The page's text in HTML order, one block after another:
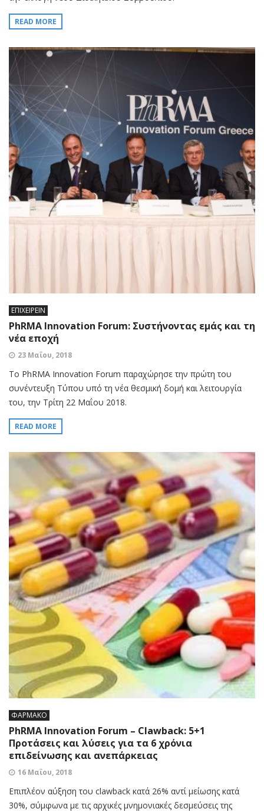
READ MORE
ΕΠΙΧΕΙΡΕΙΝ
PhRMA Innovation Forum: Συστήνοντας εμάς και τη
νέα εποχή
23 Μαΐου, 2018
Το PhRMA Innovation Forum παραχώρησε την πρώτη του
συνέντευξη Τύπου υπό τη νέα θεσμική δομή και λειτουργία
του, την Τρίτη 22 Μαΐου 2018.
READ MORE
ΦΑΡΜΑΚΟ
PhRMA Innovation Forum – Clawback: 5+1
Προτάσεις και λύσεις για τα 6 χρόνια
επιδείνωσης και ανεπάρκειας
16 Μαΐου, 2018
Επιπλέον αύξηση του clawback κατά 26% αντί μείωσης κατά
30%, σύμφωνα με τις αρχικές μνημονιακές δεσμεύσεις της